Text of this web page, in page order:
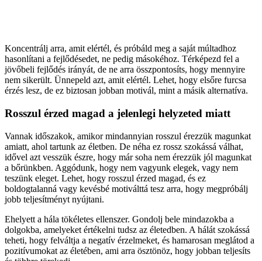
Koncentrálj arra, amit elértél, és próbáld meg a saját múltadhoz
hasonlítani a fejlődésedet, ne pedig másokéhoz. Térképezd fel a
jövőbeli fejlődés irányát, de ne arra összpontosíts, hogy mennyire
nem sikerült. Ünnepeld azt, amit elértél. Lehet, hogy elsőre furcsa
érzés lesz, de ez biztosan jobban motivál, mint a másik alternatíva.
Rosszul érzed magad a jelenlegi helyzeted miatt
Vannak időszakok, amikor mindannyian rosszul érezzük magunkat
amiatt, ahol tartunk az életben. De néha ez rossz szokássá válhat,
idővel azt vesszük észre, hogy már soha nem érezzük jól magunkat
a bőrünkben. Aggódunk, hogy nem vagyunk elegek, vagy nem
teszünk eleget. Lehet, hogy rosszul érzed magad, és ez
boldogtalanná vagy kevésbé motiválttá tesz arra, hogy megpróbálj
jobb teljesítményt nyújtani.
Ehelyett a hála tökéletes ellenszer. Gondolj bele mindazokba a
dolgokba, amelyeket értékelni tudsz az életedben. A hálát szokássá
teheti, hogy felváltja a negatív érzelmeket, és hamarosan meglátod a
pozitívumokat az életében, ami arra ösztönöz, hogy jobban teljesíts